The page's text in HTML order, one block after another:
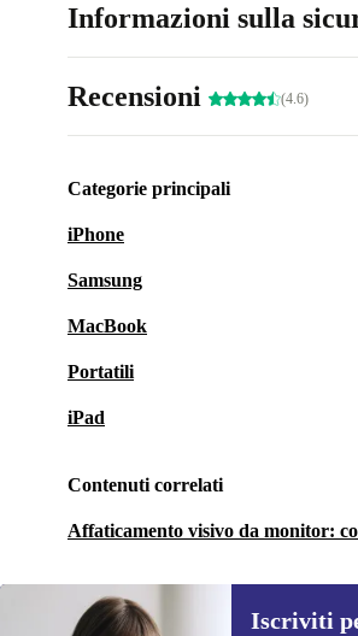
Informazioni sulla
Recensioni (4.6)
Categorie principali
iPhone
Samsung
MacBook
Portatili
iPad
Contenuti correlati
Affaticamento visivo da monitor:
Iscriviti